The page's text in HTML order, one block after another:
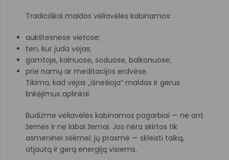
Tradiciškai maldos vėliavėlės kabinamos:
aukštesnėse vietose;
ten, kur juda vėjas;
gamtoje, kalnuose, soduose, balkonuose;
prie namų ar meditacijos erdvėse.
Tikima, kad vėjas „išnešioja“ maldas ir gerus
linkėjimus aplinkai.
Budizme vėliavėlės kabinamos pagarbiai — ne ant
žemės ir ne labai žemai. Jos nėra skirtos tik
asmeninei sėkmei; jų prasmė — skleisti taiką,
atjautą ir gerą energiją visiems.